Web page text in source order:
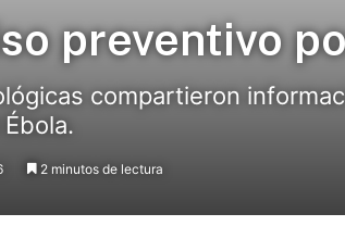
preventivo
compartieron
2 minutos de lectura